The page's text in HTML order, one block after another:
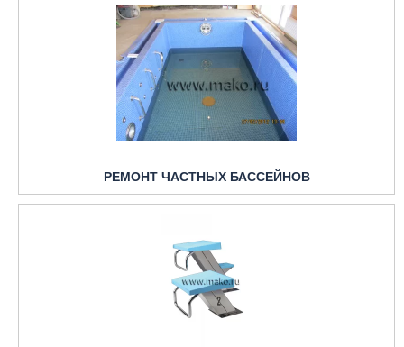
РЕМОНТ ЧАСТНЫХ БАССЕЙНОВ